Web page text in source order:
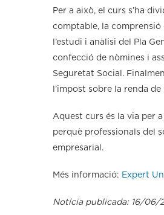
Per a això, el curs s’ha
comptable, la comprensió
l’estudi i anàlisi del Pla
confecció de nòmines i
Seguretat Social.
l’impost sobre la renda
Aquest curs és la via per
perquè professionals del
empresarial.
Més informació: Expert
Notícia publicada: 16/06/